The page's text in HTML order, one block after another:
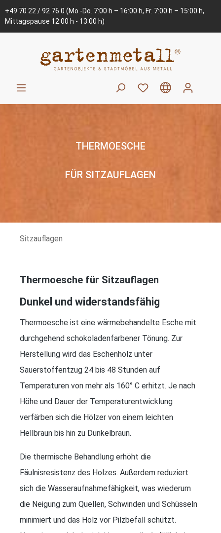
+49 70 22 / 92 76 0 (Mo.-Do. 7:00 h – 16:00 h, Fr. 7:00 h – 15:00 h,
Mittagspause 12:00 h - 13:00 h)
THERMOESCHE
FÜR SITZAUFLAGEN
Sitzauflagen
Thermoesche für Sitzauflagen
Dunkel und widerstandsfähig
Thermoesche ist eine wärmebehandelte Esche mit
durchgehend schokoladenfarbener Tönung. Zur
Herstellung wird das Eschenholz unter
Sauerstoffentzug 24 bis 48 Stunden auf
Temperaturen von mehr als 160° C erhitzt. Je nach
Höhe und Dauer der Temperaturentwicklung
verfärben sich die Hölzer von einem leichten
Hellbraun bis hin zu Dunkelbraun.
Die thermische Behandlung erhöht die
Fäulnisresistenz des Holzes. Außerdem reduziert
sich die Wasseraufnahmefähigkeit, was wiederum
die Neigung zum Quellen, Schwinden und Schüsseln
minimiert und das Holz vor Pilzbefall schützt.